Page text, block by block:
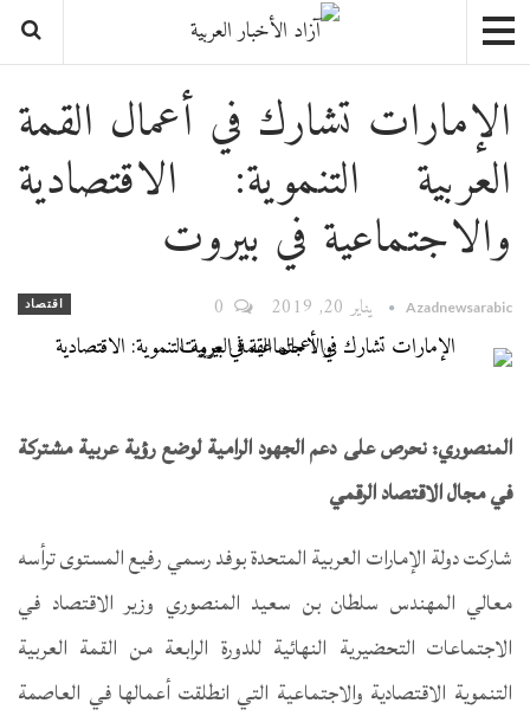
الإمارات تشارك في أعمال القمة
العربية التنموية: الاقتصادية
والاجتماعية في بيروت
اقتصاد Azadnewsarabic يناير 20, 2019
المنصوري: نحرص على دعم الجهود الرامية لوضع رؤية عربية مشتركة
في مجال الاقتصاد الرقمي
شاركت دولة الإمارات العربية المتحدة بوفد رسمي رفيع المستوى ترأسه
معالي المهندس سلطان بن سعيد المنصوري وزير الاقتصاد في
الاجتماعات التحضيرية النهائية للدورة الرابعة من القمة العربية
التنموية الاقتصادية والاجتماعية التي انطلقت أعمالها في العاصمة